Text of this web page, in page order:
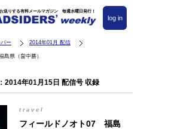
送りする有料メールマガジン 毎週水曜日発行！
log in
ー 2014年01月 配信
県（畠中勝）
2014年01月15日 配信号 収録
travel
フィールドノオト07 福島